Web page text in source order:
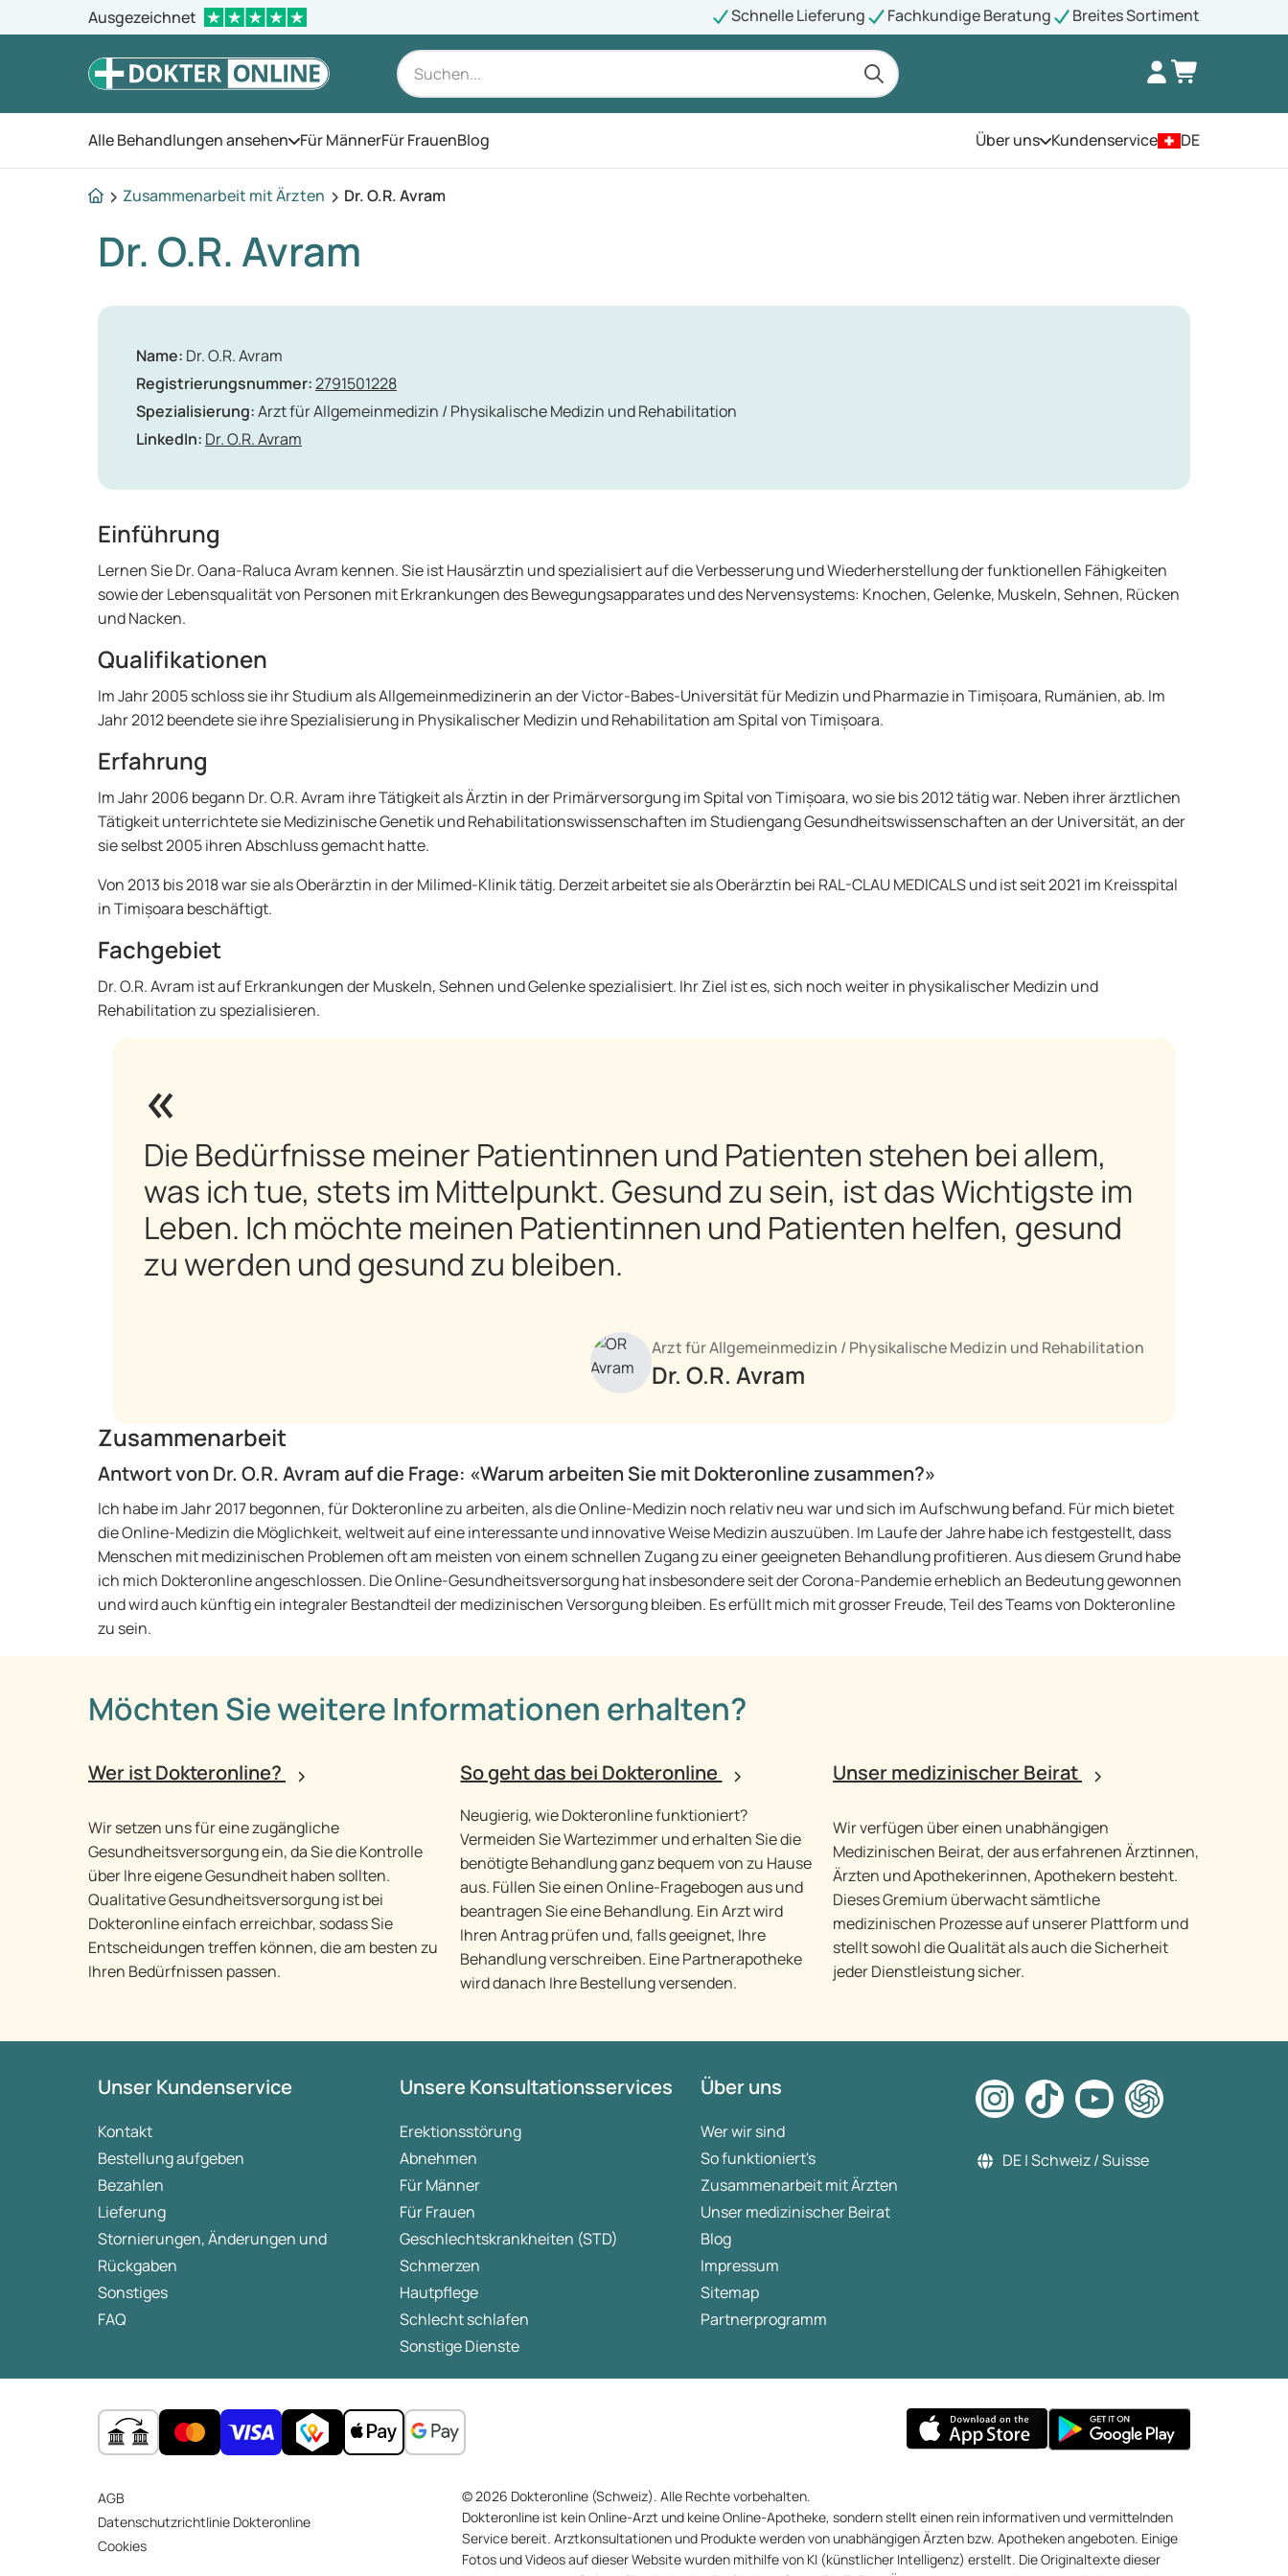
Ausgezeichnet Schnelle Lieferung Fachkundige Beratung Breites Sortiment
Alle Behandlungen ansehen Öffnen Sie das Menü
Für MännerFür FrauenBlog Über unsÖffnen Sie das Menü
Kundenservice DE
Zusammenarbeit mit Ärzten Dr. O.R. Avram
Dr. O.R. Avram
Name: Dr. O.R. Avram
Registrierungsnummer:2791501228
Spezialisierung:Arzt für Allgemeinmedizin / Physikalische Medizin und Rehabilitation
LinkedIn: Dr. O.R. Avram
Einführung
Lernen Sie Dr. Oana-Raluca Avram kennen. Sie ist Hausärztin und spezialisiert auf die Verbesserung und Wiederherstellung der funktionellen Fähigkeiten
sowie der Lebensqualität von Personen mit Erkrankungen des Bewegungsapparates und des Nervensystems: Knochen, Gelenke, Muskeln, Sehnen, Rücken
und Nacken.
Qualifikationen
Im Jahr 2005 schloss sie ihr Studium als Allgemeinmedizinerin an der Victor-Babes-Universität für Medizin und Pharmazie in Timișoara, Rumänien, ab. Im
Jahr 2012 beendete sie ihre Spezialisierung in Physikalischer Medizin und Rehabilitation am Spital von Timișoara.
Erfahrung
Im Jahr 2006 begann Dr. O.R. Avram ihre Tätigkeit als Ärztin in der Primärversorgung im Spital von Timișoara, wo sie bis 2012 tätig war. Neben ihrer ärztlichen
Tätigkeit unterrichtete sie Medizinische Genetik und Rehabilitationswissenschaften im Studiengang Gesundheitswissenschaften an der Universität, an der
sie selbst 2005 ihren Abschluss gemacht hatte.
Von 2013 bis 2018 war sie als Oberärztin in der Milimed-Klinik tätig. Derzeit arbeitet sie als Oberärztin bei RAL-CLAU MEDICALS und ist seit 2021 im Kreisspital
in Timișoara beschäftigt.
Fachgebiet
Dr. O.R. Avram ist auf Erkrankungen der Muskeln, Sehnen und Gelenke spezialisiert. Ihr Ziel ist es, sich noch weiter in physikalischer Medizin und
Rehabilitation zu spezialisieren.
Die Bedürfnisse meiner Patientinnen und Patienten stehen bei allem,
was ich tue, stets im Mittelpunkt. Gesund zu sein, ist das Wichtigste im
Leben. Ich möchte meinen Patientinnen und Patienten helfen, gesund
zu werden und gesund zu bleiben.
Arzt für Allgemeinmedizin / Physikalische Medizin und Rehabilitation
Dr. O.R. Avram
Zusammenarbeit
Antwort von Dr. O.R. Avram auf die Frage: «Warum arbeiten Sie mit Dokteronline zusammen?»
Ich habe im Jahr 2017 begonnen, für Dokteronline zu arbeiten, als die Online-Medizin noch relativ neu war und sich im Aufschwung befand. Für mich bietet
die Online-Medizin die Möglichkeit, weltweit auf eine interessante und innovative Weise Medizin auszuüben. Im Laufe der Jahre habe ich festgestellt, dass
Menschen mit medizinischen Problemen oft am meisten von einem schnellen Zugang zu einer geeigneten Behandlung profitieren. Aus diesem Grund habe
ich mich Dokteronline angeschlossen. Die Online-Gesundheitsversorgung hat insbesondere seit der Corona-Pandemie erheblich an Bedeutung gewonnen
und wird auch künftig ein integraler Bestandteil der medizinischen Versorgung bleiben. Es erfüllt mich mit grosser Freude, Teil des Teams von Dokteronline
zu sein.
Möchten Sie weitere Informationen erhalten?
Wer ist Dokteronline?
Wir setzen uns für eine zugängliche
Gesundheitsversorgung ein, da Sie die Kontrolle
über Ihre eigene Gesundheit haben sollten.
Qualitative Gesundheitsversorgung ist bei
Dokteronline einfach erreichbar, sodass Sie
Entscheidungen treffen können, die am besten zu
Ihren Bedürfnissen passen.
So geht das bei Dokteronline
Neugierig, wie Dokteronline funktioniert?
Vermeiden Sie Wartezimmer und erhalten Sie die
benötigte Behandlung ganz bequem von zu Hause
aus. Füllen Sie einen Online-Fragebogen aus und
beantragen Sie eine Behandlung. Ein Arzt wird
Ihren Antrag prüfen und, falls geeignet, Ihre
Behandlung verschreiben. Eine Partnerapotheke
wird danach Ihre Bestellung versenden.
Unser medizinischer Beirat
Wir verfügen über einen unabhängigen
Medizinischen Beirat, der aus erfahrenen Ärztinnen,
Ärzten und Apothekerinnen, Apothekern besteht.
Dieses Gremium überwacht sämtliche
medizinischen Prozesse auf unserer Plattform und
stellt sowohl die Qualität als auch die Sicherheit
jeder Dienstleistung sicher.
Unser Kundenservice
Kontakt
Bestellung aufgeben
Bezahlen
Lieferung
Stornierungen, Änderungen und
Rückgaben
Sonstiges
FAQ
Unsere Konsultationsservices
Erektionsstörung
Abnehmen
Für Männer
Für Frauen
Geschlechtskrankheiten (STD)
Schmerzen
Hautpflege
Schlecht schlafen
Sonstige Dienste
Über uns
Wer wir sind
So funktioniert's
Zusammenarbeit mit Ärzten
Unser medizinischer Beirat
Blog
Impressum
Sitemap
Partnerprogramm
DE | Schweiz / Suisse
AGB
Datenschutzrichtlinie Dokteronline
Cookies
© 2026 Dokteronline (Schweiz). Alle Rechte vorbehalten.
Dokteronline ist kein Online-Arzt und keine Online-Apotheke, sondern stellt einen rein informativen und vermittelnden
Service bereit. Arztkonsultationen und Produkte werden von unabhängigen Ärzten bzw. Apotheken angeboten. Einige
Fotos und Videos auf dieser Website wurden mithilfe von KI (künstlicher Intelligenz) erstellt. Die Originaltexte dieser